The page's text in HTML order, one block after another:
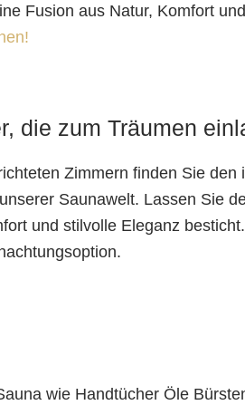
Fusion aus Natur, Komfort
die zum Träumen
Zimmern finden Sie den
Saunawelt. Lassen Sie
und stilvolle Eleganz